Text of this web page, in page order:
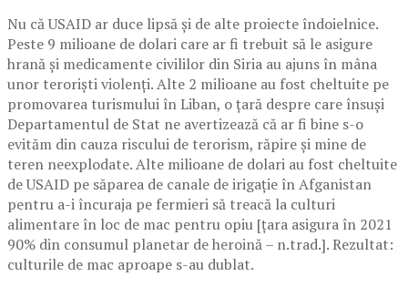
Nu că USAID ar duce lipsă și de alte proiecte îndoielnice.
Peste 9 milioane de dolari care ar fi trebuit să le asigure
hrană și medicamente civililor din Siria au ajuns în mâna
unor teroriști violenți. Alte 2 milioane au fost cheltuite pe
promovarea turismului în Liban, o țară despre care însuși
Departamentul de Stat ne avertizează că ar fi bine s-o
evităm din cauza riscului de terorism, răpire și mine de
teren neexplodate. Alte milioane de dolari au fost cheltuite
de USAID pe săparea de canale de irigație în Afganistan
pentru a-i încuraja pe fermieri să treacă la culturi
alimentare în loc de mac pentru opiu [țara asigura în 2021
90% din consumul planetar de heroină – n.trad.]. Rezultat:
culturile de mac aproape s-au dublat.